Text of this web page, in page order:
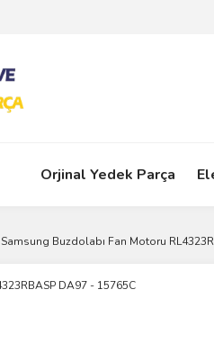
Orjinal Yedek Parça
Samsung Buzdolabı Fan Motoru